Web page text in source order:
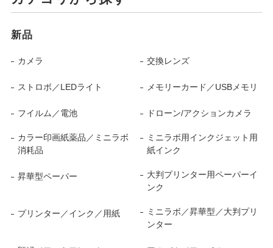
新品
カメラ 交換レンズ
ストロボ／LEDライト メモリーカード／USBメモリ
フイルム／電池 ドローン/アクションカメラ
カラー印画紙薬品／ミニラボ
消耗品
ミニラボ用インクジェット用
紙インク
昇華型ペーパー
大判プリンター用ペーパーイ
ンク
プリンター／インク／用紙
ミニラボ／昇華型／大判プリ
ンター